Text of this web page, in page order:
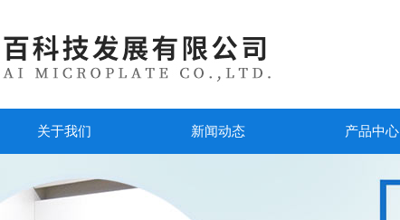
关于我们 新闻动态 产品中心